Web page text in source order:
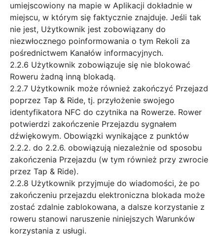
umiejscowiony na mapie w Aplikacji dokładnie w
miejscu, w którym się faktycznie znajduje. Jeśli tak
nie jest, Użytkownik jest zobowiązany do
niezwłocznego poinformowania o tym Rekoli za
pośrednictwem Kanałów informacyjnych.
2.2.6 Użytkownik zobowiązuje się nie blokować
Roweru żadną inną blokadą.
2.2.7 Użytkownik może również zakończyć Przejazd
poprzez Tap & Ride, tj. przyłożenie swojego
identyfikatora NFC do czytnika na Rowerze. Rower
potwierdzi zakończenie Przejazdu sygnałem
dźwiękowym. Obowiązki wynikające z punktów
2.2.2. do 2.2.6. obowiązują niezależnie od sposobu
zakończenia Przejazdu (w tym również przy zwrocie
przez Tap & Ride).
2.2.8 Użytkownik przyjmuje do wiadomości, że po
zakończeniu przejazdu elektroniczna blokada może
zostać zdalnie zablokowana, a dalsze korzystanie z
roweru stanowi naruszenie niniejszych Warunków
korzystania z usługi.